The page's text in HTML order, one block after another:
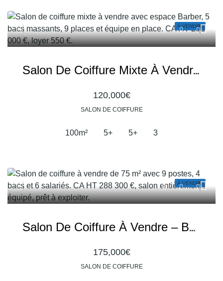
À VENDRE
Salon De Coiffure Mixte À Vendre – Espace Barber Et Équipe En Place
120,000€
SALON DE COIFFURE
100m² 5+ 5+ 3
À VENDRE
Salon De Coiffure À Vendre – Belle Affaire Avec Équipe En Place Et Forte Rentabilité
175,000€
SALON DE COIFFURE